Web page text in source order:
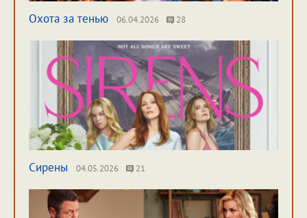
Охота за тенью 06.04.2026 28
Сирены 04.05.2026 21